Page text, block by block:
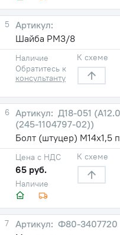
5
Шайба РМ3/8
Наличие
Обратитесь к
консультанту
К схеме
6
Д18-051
(245-1104797-02))
Болт (штуцер) М14х1,5
Наличие
Цена с НДС
65 руб.
К схеме
7
Ф80-3407720